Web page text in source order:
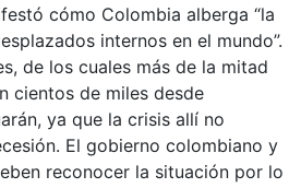
cómo Colombia alberga “la
internos en el mundo”.
de los cuales más de la mitad
cientos de miles desde
ya que la crisis allí no
El gobierno colombiano y
reconocer la situación por lo